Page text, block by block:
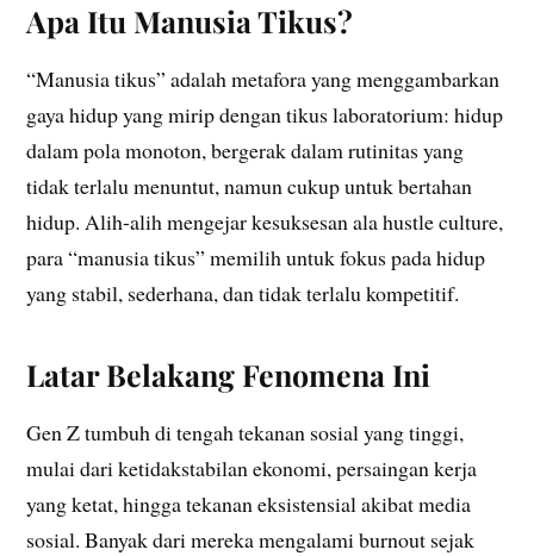
Apa Itu Manusia Tikus?
“Manusia tikus” adalah metafora yang menggambarkan
gaya hidup yang mirip dengan tikus laboratorium: hidup
dalam pola monoton, bergerak dalam rutinitas yang
tidak terlalu menuntut, namun cukup untuk bertahan
hidup. Alih-alih mengejar kesuksesan ala hustle culture,
para “manusia tikus” memilih untuk fokus pada hidup
yang stabil, sederhana, dan tidak terlalu kompetitif.
Latar Belakang Fenomena Ini
Gen Z tumbuh di tengah tekanan sosial yang tinggi,
mulai dari ketidakstabilan ekonomi, persaingan kerja
yang ketat, hingga tekanan eksistensial akibat media
sosial. Banyak dari mereka mengalami burnout sejak